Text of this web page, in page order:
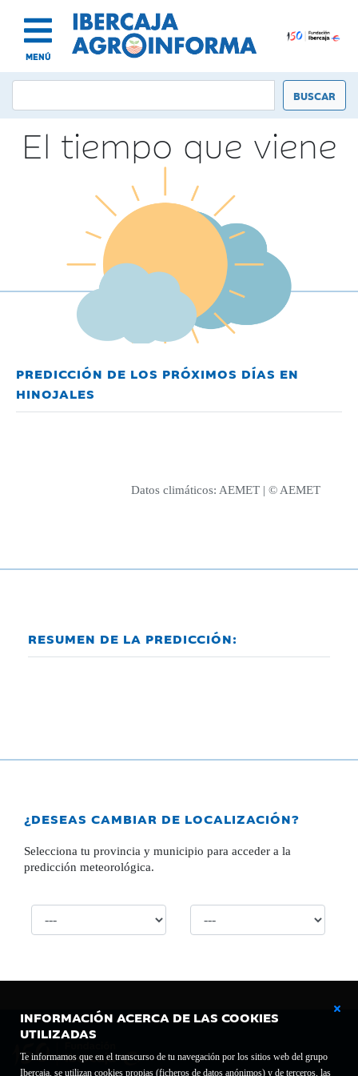
MENÚ
INFORMACIÓN ACERCA DE LAS COOKIES
UTILIZADAS
Te informamos que en el transcurso de tu navegación por los sitios web del grupo
Ibercaja, se utilizan cookies propias (ficheros de datos anónimos) y de terceros, las
El tiempo que viene
PREDICCIÓN DE LOS PRÓXIMOS DÍAS EN
HINOJALES
Datos climáticos: AEMET | © AEMET
RESUMEN DE LA PREDICCIÓN:
¿DESEAS CAMBIAR DE LOCALIZACIÓN?
Selecciona tu provincia y municipio para acceder a la
predicción meteorológica.